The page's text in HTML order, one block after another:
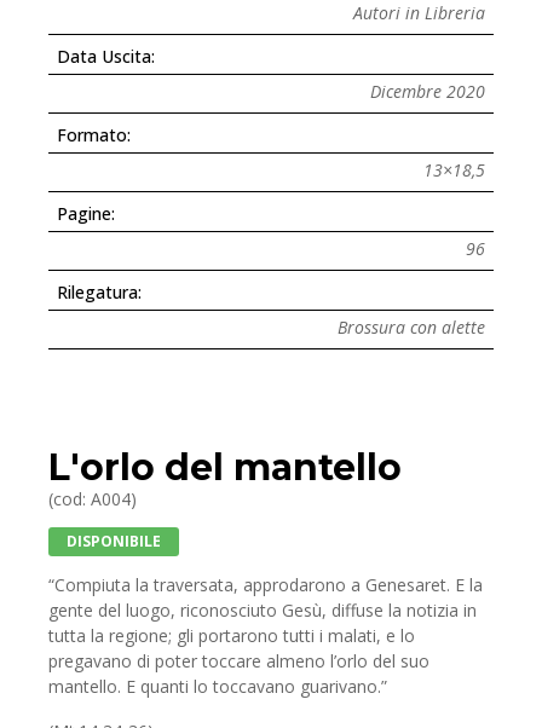
Autori in Libreria
Data Uscita:
Dicembre 2020
Formato:
13×18,5
Pagine:
96
Rilegatura:
Brossura con alette
L'orlo del mantello
(cod: A004)
DISPONIBILE
“Compiuta la traversata, approdarono a Genesaret. E la
gente del luogo, riconosciuto Gesù, diffuse la notizia in
tutta la regione; gli portarono tutti i malati, e lo
pregavano di poter toccare almeno l’orlo del suo
mantello. E quanti lo toccavano guarivano.”